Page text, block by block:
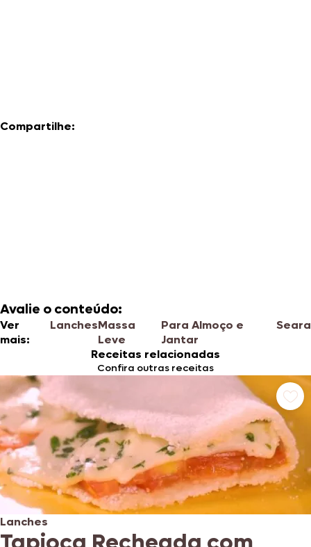
Compartilhe:
Avalie o conteúdo:
Ver
mais:
LanchesMassa
Leve
Para Almoço e
Jantar
Seara
Receitas relacionadas
Confira outras receitas
Lanches